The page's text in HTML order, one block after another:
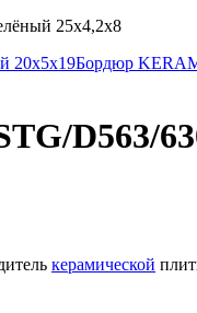
25х4,2х8
20х5х19Бордюр
D563/
керамической